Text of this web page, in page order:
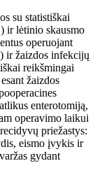
su statistiškai
ir lėtinio skausmo
operuojant
ir žaizdos infekcijų
reikšmingai
žaizdos
enterotomiją,
operavimo laikui
priežastys:
eismo įvykis ir
gydant